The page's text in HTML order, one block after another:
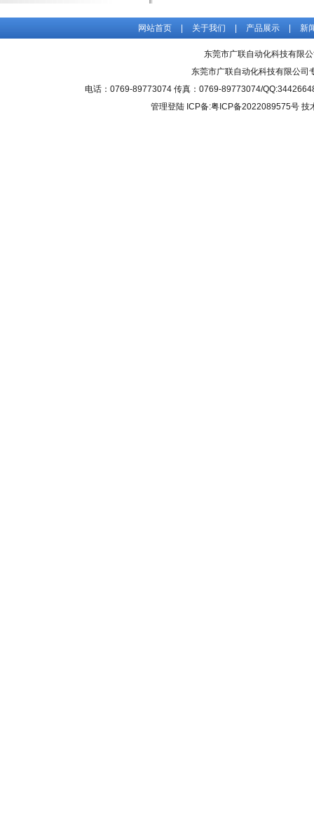
网站首页 关于我们 产品展示 新
东莞市广联自动化科技有限
东莞市广联自动化科技有限公司
电话：0769-89773074 传真：0769-89773074/
管理登陆 ICP备:粤ICP备2022089575号